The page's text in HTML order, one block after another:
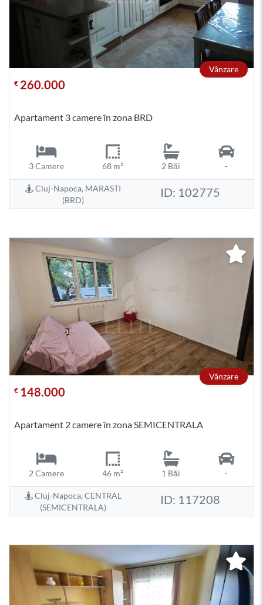
Vânzare
€ 260.000
Apartament 3 camere în zona BRD
3 Camere 68 m² 2 Băi -
Cluj-Napoca, MARASTI
(BRD)
ID: 102775
Vânzare
€ 148.000
Apartament 2 camere în zona SEMICENTRALA
2 Camere 46 m² 1 Băi -
Cluj-Napoca, CENTRAL
(SEMICENTRALA)
ID: 117208